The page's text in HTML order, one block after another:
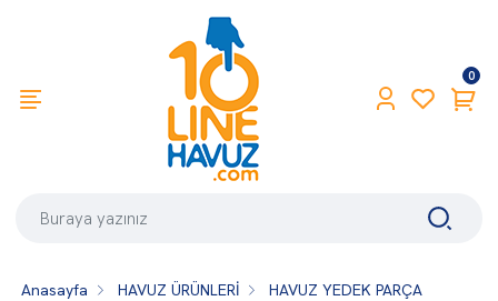
0
Anasayfa HAVUZ ÜRÜNLERİ
HAVUZ YEDEK PARÇA